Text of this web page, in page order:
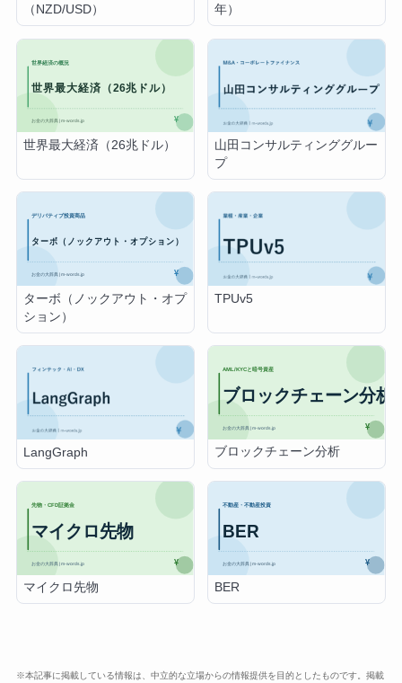
（NZD/USD）
年）
世界最大経済（26兆ドル）
山田コンサルティンググルー
プ
ターボ（ノックアウト・オプ
ション）
TPUv5
LangGraph ブロックチェーン分析
マイクロ先物 BER
※本記事に掲載している情報は、中立的な立場からの情報提供を目的としたものです。掲載